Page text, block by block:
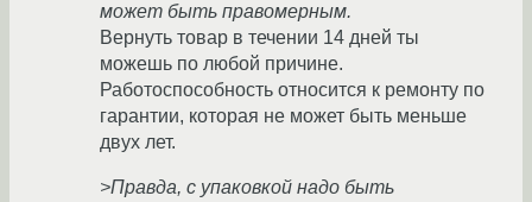
может быть правомерным.
Вернуть товар в течении 14 дней ты
можешь по любой причине.
Работоспособность относится к ремонту по
гарантии, которая не может быть меньше
двух лет.
>Правда, с упаковкой надо быть